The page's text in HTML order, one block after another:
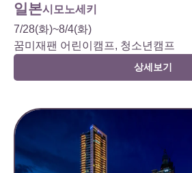
일본시모노세키
7/28(화)~8/4(화)
꿈미재팬 어린이캠프, 청소년캠프
상세보기